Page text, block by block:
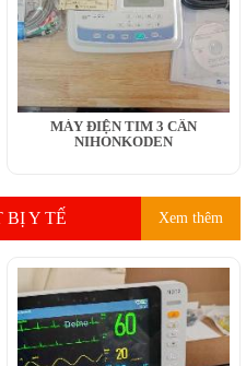
MÁY ĐIỆN TIM 3 CẦN
NIHONKODEN
BỊ Y TẾ Xem thêm